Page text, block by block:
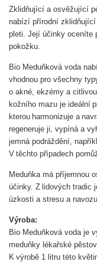
Zklidňující a osvěžující
nabízí přírodní
pleti. Její účinky oceníte
pokožku.
Bio Meduňková voda
vhodnou pro všechny
o akné, ekzémy a
kožního mazu je ideální
kterou harmonizuje a
regeneruje ji, vypíná a
jemná podráždění,
V těchto případech
Meduňka má příjemnou
účinky. Z lidových tradic
úzkosti a stresu a
Výroba:
Bio Meduňková voda je
meduňky lékařské
K výrobě 1 litru této